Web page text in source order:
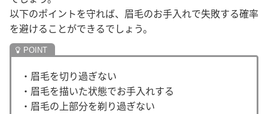
以下のポイントを守れば、眉毛のお手入れで失敗する確率
を避けることができるでしょう。
・眉毛を切り過ぎない
・眉毛を描いた状態でお手入れする
・眉毛の上部分を剃り過ぎない